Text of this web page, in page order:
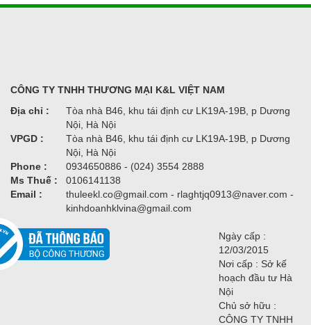
CÔNG TY TNHH THƯƠNG MẠI K&L VIỆT NAM
Địa chỉ :
Tòa nhà B46, khu tái định cư LK19A-19B, p Dương
Nội, Hà Nội
VPGD :
Tòa nhà B46, khu tái định cư LK19A-19B, p Dương
Nội, Hà Nội
Phone :
0934650886 - (024) 3554 2888
Ms Thuế :
0106141138
Email :
thuleekl.co@gmail.com - rlaghtjq0913@naver.com -
kinhdoanhklvina@gmail.com
Ngày cấp :
12/03/2015
Nơi cấp : Sở kế
hoạch đầu tư Hà
Nội
Chủ sở hữu :
CÔNG TY TNHH